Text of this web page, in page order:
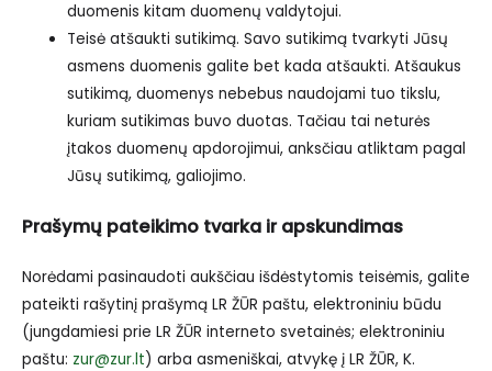
duomenis kitam duomenų valdytojui.
Teisė atšaukti sutikimą. Savo sutikimą tvarkyti Jūsų
asmens duomenis galite bet kada atšaukti. Atšaukus
sutikimą, duomenys nebebus naudojami tuo tikslu,
kuriam sutikimas buvo duotas. Tačiau tai neturės
įtakos duomenų apdorojimui, anksčiau atliktam pagal
Jūsų sutikimą, galiojimo.
Prašymų pateikimo tvarka ir apskundimas
Norėdami pasinaudoti aukščiau išdėstytomis teisėmis, galite
pateikti rašytinį prašymą LR ŽŪR paštu, elektroniniu būdu
(jungdamiesi prie LR ŽŪR interneto svetainės; elektroniniu
paštu: zur@zur.lt) arba asmeniškai, atvykę į LR ŽŪR, K.